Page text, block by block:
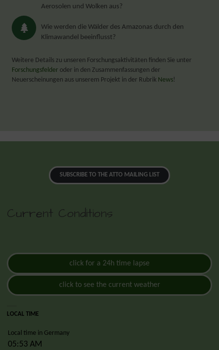
Aerosolen und Wolken aus?
Wie werden die Wälder des Amazonas durch den
Klimawandel beeinflusst?
Weitere Details zu unseren Forschungsaktivitäten finden Sie unter
Forschungsfelder oder in den Zusammenfassungen der
Neuerscheinungen aus unserem Projekt in der Rubrik News!
SUBSCRIBE TO THE ATTO MAILING LIST
Current Conditions
click for a 24h time lapse
click to see the current weather
LOCAL TIME
Local time in Germany
05:53 AM